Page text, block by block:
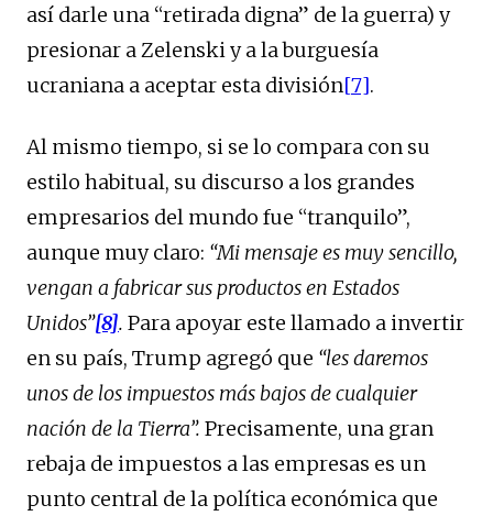
así darle una “retirada digna” de la guerra) y
presionar a Zelenski y a la burguesía
ucraniana a aceptar esta división[7].
Al mismo tiempo, si se lo compara con su
estilo habitual, su discurso a los grandes
empresarios del mundo fue “tranquilo”,
aunque muy claro: “Mi mensaje es muy sencillo,
vengan a fabricar sus productos en Estados
Unidos”[8]. Para apoyar este llamado a invertir
en su país, Trump agregó que “les daremos
unos de los impuestos más bajos de cualquier
nación de la Tierra”. Precisamente, una gran
rebaja de impuestos a las empresas es un
punto central de la política económica que